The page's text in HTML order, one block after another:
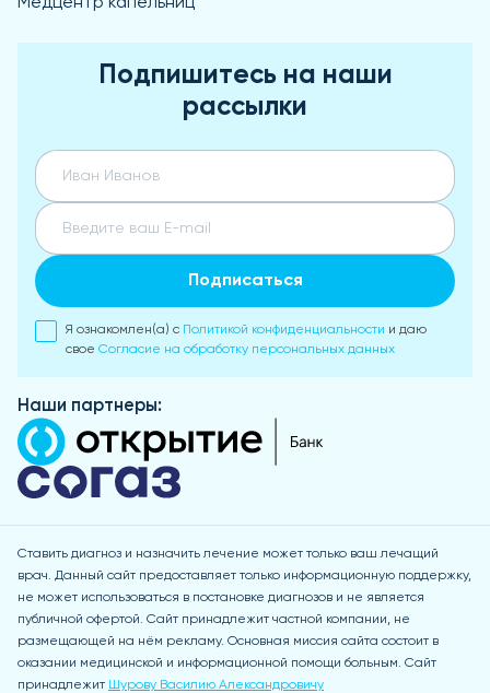
Подпишитесь на наши
рассылки
Подписаться
Я ознакомлен(а) с Политикой конфиденциальности и даю
свое Согласие на обработку персональных данных
Наши партнеры:
Ставить диагноз и назначить лечение может только ваш лечащий
врач. Данный сайт предоставляет только информационную поддержку,
не может использоваться в постановке диагнозов и не является
публичной офертой. Сайт принадлежит частной компании, не
размещающей на нём рекламу. Основная миссия сайта состоит в
оказании медицинской и информационной помощи больным. Сайт
принадлежит Шурову Василию Александровичу